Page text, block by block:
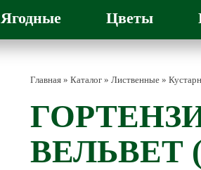
Ягодные Цветы
Главная » Каталог » Лиственные »
ВЕЛЬВЕТ